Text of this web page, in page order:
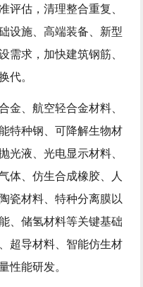
评估，清理整合重复、
设施、高端装备、新型
需求，加快建筑钢筋、
代。
金、航空轻合金材料、
特种钢、可降解生物材
光液、光电显示材料、
体、仿生合成橡胶、人
瓷材料、特种分离膜以
、储氢材料等关键基础
超导材料、智能仿生材
性能研发。